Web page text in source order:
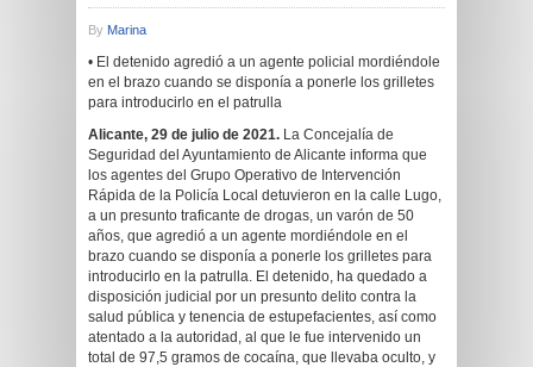
By Marina
• El detenido agredió a un agente policial mordiéndole
en el brazo cuando se disponía a ponerle los grilletes
para introducirlo en el patrulla
Alicante, 29 de julio de 2021. La Concejalía de
Seguridad del Ayuntamiento de Alicante informa que
los agentes del Grupo Operativo de Intervención
Rápida de la Policía Local detuvieron en la calle Lugo,
a un presunto traficante de drogas, un varón de 50
años, que agredió a un agente mordiéndole en el
brazo cuando se disponía a ponerle los grilletes para
introducirlo en la patrulla. El detenido, ha quedado a
disposición judicial por un presunto delito contra la
salud pública y tenencia de estupefacientes, así como
atentado a la autoridad, al que le fue intervenido un
total de 97,5 gramos de cocaína, que llevaba oculto, y